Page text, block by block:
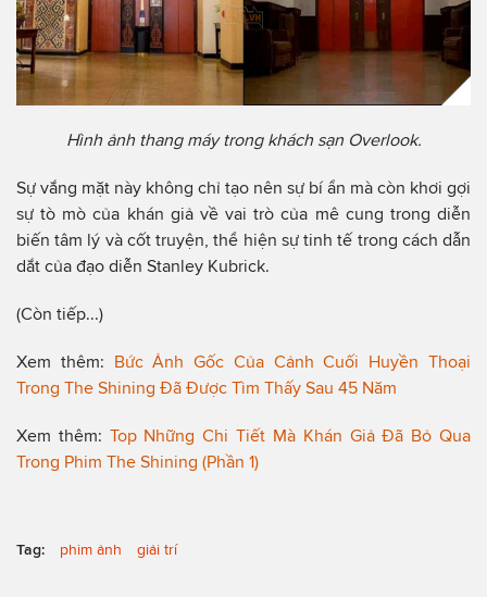
Hình ảnh thang máy trong khách sạn Overlook.
Sự vắng mặt này không chỉ tạo nên sự bí ẩn mà còn khơi gợi
sự tò mò của khán giả về vai trò của mê cung trong diễn
biến tâm lý và cốt truyện, thể hiện sự tinh tế trong cách dẫn
dắt của đạo diễn Stanley Kubrick.
(Còn tiếp...)
Xem thêm: Bức Ảnh Gốc Của Cảnh Cuối Huyền Thoại
Trong The Shining Đã Được Tìm Thấy Sau 45 Năm
Xem thêm: Top Những Chi Tiết Mà Khán Giả Đã Bỏ Qua
Trong Phim The Shining (Phần 1)
Tag: phim ảnh giải trí